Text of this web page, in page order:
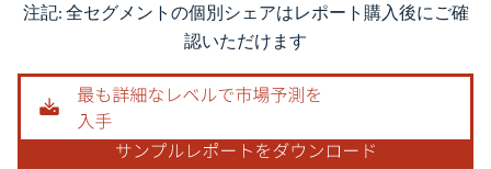
画像 © Mordor Intelligence。再利用にはCC BY 4.0の表示が必要です。
注記: 全セグメントの個別シェアはレポート購入後にご確
認いただけます